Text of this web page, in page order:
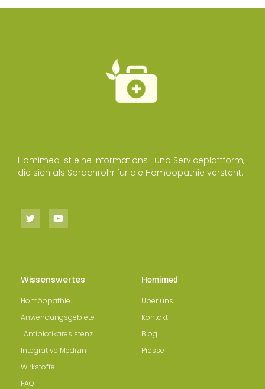
Homimed ist eine Informations- und Serviceplattform,
die sich als Sprachrohr für die Homöopathie versteht.
Wissenswertes
Homöopathie
Anwendungsgebiete
Antibiotikaresistenz
Integrative Medizin
Wirkstoffe
FAQ
Homimed
Über uns
Kontakt
Blog
Presse